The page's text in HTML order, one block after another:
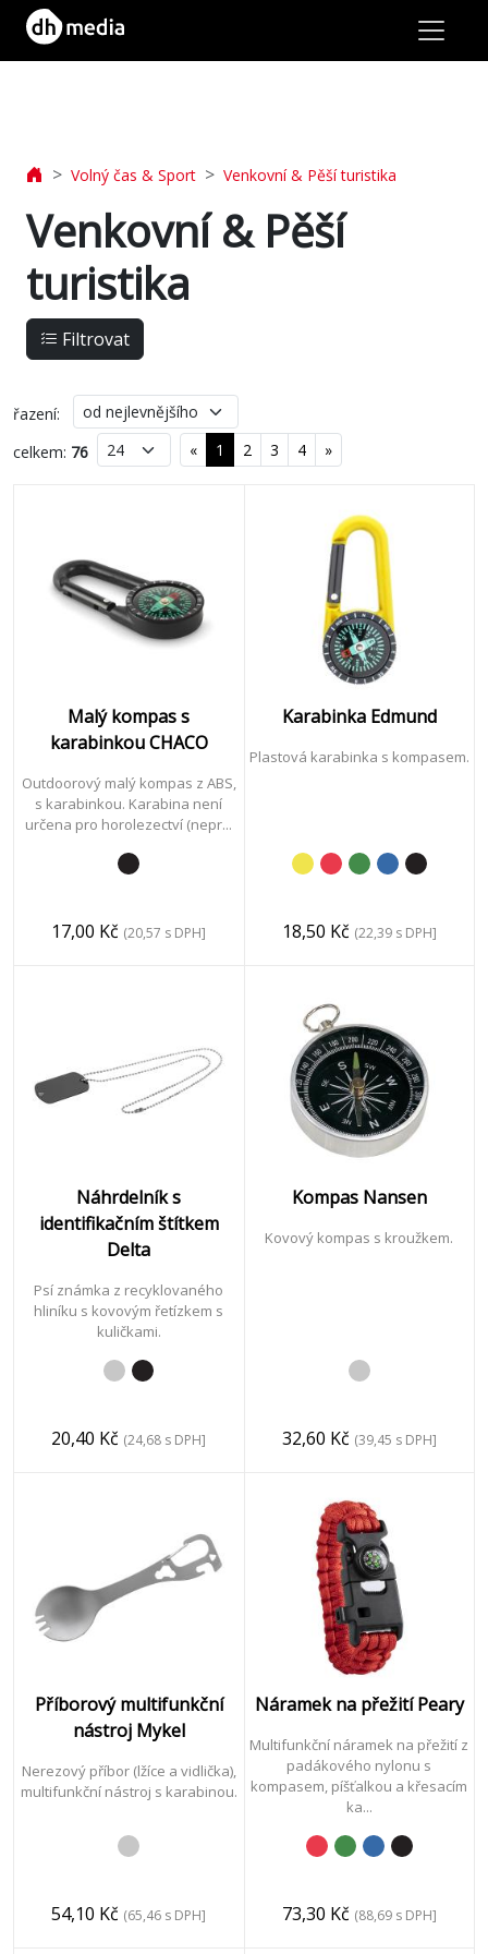
Jídlo
&
Nápoje
&
Cestování
Mobil
Psaní
Kancelář
Podnikání
Sport
&
Doplňky
Volný čas & Sport Venkovní & Pěší turistika
Venkovní & Pěší
turistika
Filtrovat
řazení:
celkem: 76 « 1 2 3 4 »
Malý kompas s
karabinkou CHACO
Outdoorový malý kompas z ABS,
s karabinkou. Karabina není
určena pro horolezectví (nepr...
17,00 Kč (20,57 s DPH]
Karabinka Edmund
Plastová karabinka s kompasem.
18,50 Kč (22,39 s DPH]
Náhrdelník s
identifikačním štítkem
Delta
Psí známka z recyklovaného
hliníku s kovovým řetízkem s
kuličkami.
20,40 Kč (24,68 s DPH]
Kompas Nansen
Kovový kompas s kroužkem.
32,60 Kč (39,45 s DPH]
Příborový multifunkční
nástroj Mykel
Nerezový příbor (lžíce a vidlička),
multifunkční nástroj s karabinou.
54,10 Kč (65,46 s DPH]
Náramek na přežití Peary
Multifunkční náramek na přežití z
padákového nylonu s
kompasem, píšťalkou a křesacím
ka...
73,30 Kč (88,69 s DPH]